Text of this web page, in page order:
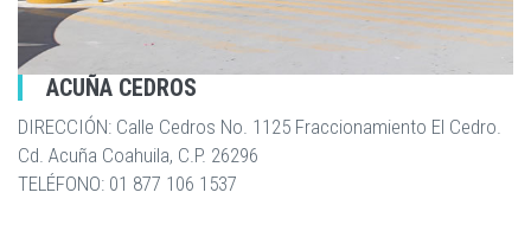
ACUÑA CEDROS
DIRECCIÓN: Calle Cedros No. 1125 Fraccionamiento El Cedro.
Cd. Acuña Coahuila, C.P. 26296
TELÉFONO: 01 877 106 1537